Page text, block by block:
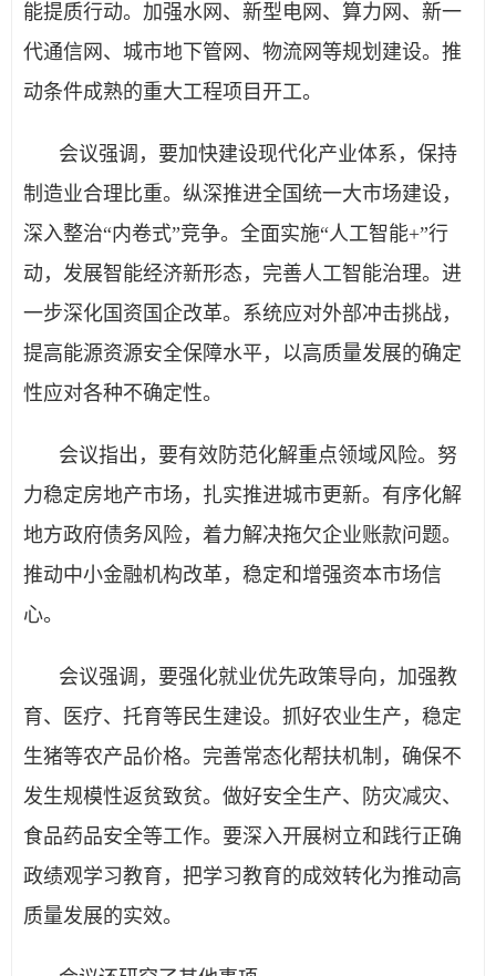
能提质行动。加强水网、新型电网、算力网、新一
代通信网、城市地下管网、物流网等规划建设。推
动条件成熟的重大工程项目开工。
会议强调，要加快建设现代化产业体系，保持
制造业合理比重。纵深推进全国统一大市场建设，
深入整治“内卷式”竞争。全面实施“人工智能+”行
动，发展智能经济新形态，完善人工智能治理。进
一步深化国资国企改革。系统应对外部冲击挑战，
提高能源资源安全保障水平，以高质量发展的确定
性应对各种不确定性。
会议指出，要有效防范化解重点领域风险。努
力稳定房地产市场，扎实推进城市更新。有序化解
地方政府债务风险，着力解决拖欠企业账款问题。
推动中小金融机构改革，稳定和增强资本市场信
心。
会议强调，要强化就业优先政策导向，加强教
育、医疗、托育等民生建设。抓好农业生产，稳定
生猪等农产品价格。完善常态化帮扶机制，确保不
发生规模性返贫致贫。做好安全生产、防灾减灾、
食品药品安全等工作。要深入开展树立和践行正确
政绩观学习教育，把学习教育的成效转化为推动高
质量发展的实效。